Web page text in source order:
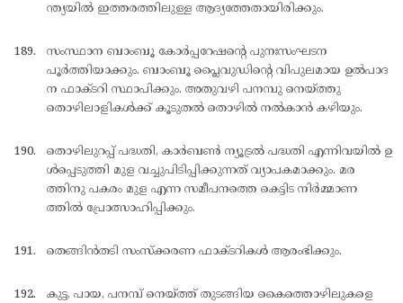
ന്ത്യയില്‍ ഇത്തരത്തിലുള്ള ആദ്യത്തേതായിരിക്കും.
സംസ്ഥാന ബാംബൂ കോര്‍പ്പറേഷന്റെ പുനഃസംഘടന
പൂര്‍ത്തിയാക്കും. ബാംബൂ പ്ലൈവുഡിന്റെ വിപുലമായ ഉല്‍പാദ
ന ഫാക്ടറി സ്ഥാപിക്കും. അതുവഴി പനമ്പു നെയ്ത്തു
തൊഴിലാളികള്‍ക്ക് കൂടുതല്‍ തൊഴില്‍ നല്‍കാന്‍ കഴിയും.
തൊഴിലുറപ്പ് പദ്ധതി, കാര്‍ബണ്‍ ന്യൂട്രല്‍ പദ്ധതി എന്നിവയില്‍ ഉ
ള്‍പ്പെടുത്തി മുള വച്ചുപിടിപ്പിക്കുന്നത് വ്യാപകമാക്കും. മര
ത്തിനു പകരം മുള എന്ന സമീപനത്തെ കെട്ടിട നിര്‍മ്മാണ
ത്തില്‍ പ്രോത്സാഹിപ്പിക്കും.
തെങ്ങിന്‍തടി സംസ്ക്കരണ ഫാക്ടറികള്‍ ആരംഭിക്കും.
കുട്ട, പായ, പനമ്പ് നെയ്ത്ത് തുടങ്ങിയ കൈത്തൊഴിലുകളെ